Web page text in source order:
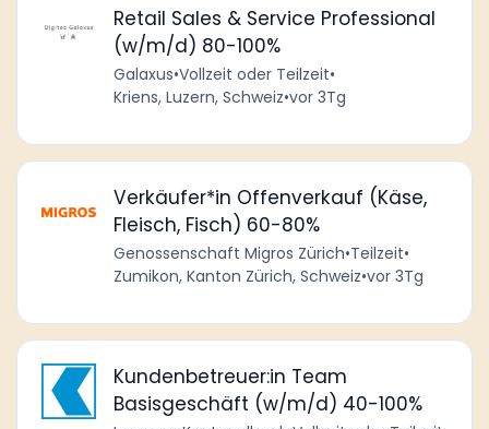
Retail Sales & Service Professional
(w/m/d) 80-100%
Galaxus•Vollzeit oder Teilzeit•
Kriens, Luzern, Schweiz•vor 3Tg
Verkäufer*in Offenverkauf (Käse,
Fleisch, Fisch) 60-80%
Genossenschaft Migros Zürich•Teilzeit•
Zumikon, Kanton Zürich, Schweiz•vor 3Tg
Kundenbetreuer:in Team
Basisgeschäft (w/m/d) 40-100%